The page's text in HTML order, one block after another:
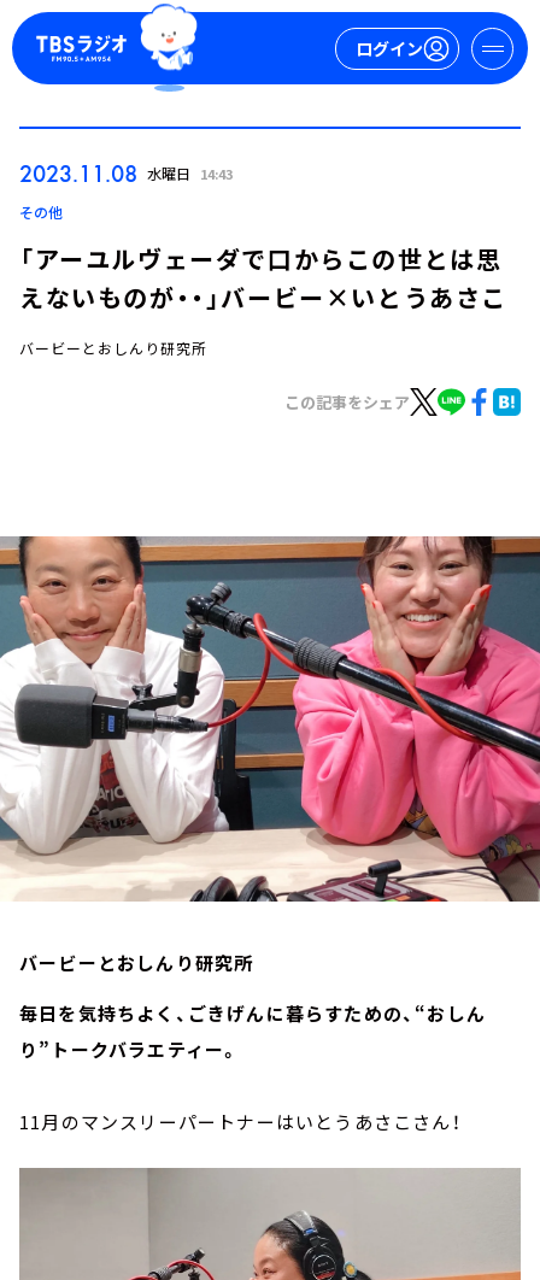
ログイン
お知らせ
イベント・グッズ
YouTube
会社情報
2023.11.08 水曜日 14:43
その他
「アーユルヴェーダで口からこの世とは思
えないものが・・」バービー×いとうあさこ
バービーとおしんり研究所
この記事をシェア
バービーとおしんり研究所
毎日を気持ちよく、ごきげんに暮らすための、“おしん
り”トークバラエティー。
11月のマンスリーパートナーはいとうあさこさん！